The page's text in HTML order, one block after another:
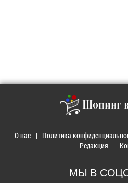
Шопинг
О нас Политика
Редакция
МЫ В